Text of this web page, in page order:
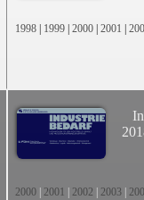
1998 | 1999 | 2000 | 2001 |
2000 2001 2002 2003